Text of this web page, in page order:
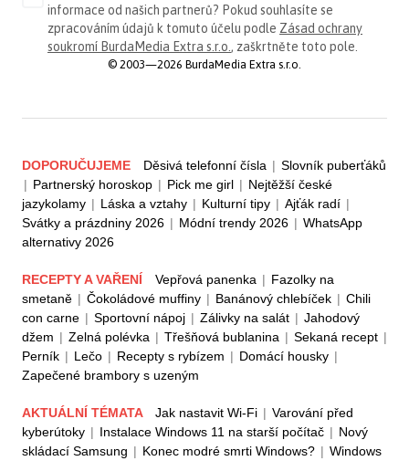
informace od našich partnerů? Pokud souhlasíte se
zpracováním údajů k tomuto účelu podle Zásad ochrany
soukromí BurdaMedia Extra s.r.o. , zaškrtněte toto pole.
© 2003—2026 BurdaMedia Extra s.r.o.
DOPORUČUJEME Děsivá telefonní čísla | Slovník puberťáků
| Partnerský horoskop | Pick me girl | Nejtěžší české
jazykolamy | Láska a vztahy | Kulturní tipy | Ajťák radí |
Svátky a prázdniny 2026 | Módní trendy 2026 | WhatsApp
alternativy 2026
RECEPTY A VAŘENÍ Vepřová panenka | Fazolky na
smetaně | Čokoládové muffiny | Banánový chlebíček | Chili
con carne | Sportovní nápoj | Zálivky na salát | Jahodový
džem | Zelná polévka | Třešňová bublanina | Sekaná recept |
Perník | Lečo | Recepty s rybízem | Domácí housky |
Zapečené brambory s uzeným
AKTUÁLNÍ TÉMATA Jak nastavit Wi-Fi | Varování před
kyberútoky | Instalace Windows 11 na starší počítač | Nový
skládací Samsung | Konec modré smrti Windows? | Windows